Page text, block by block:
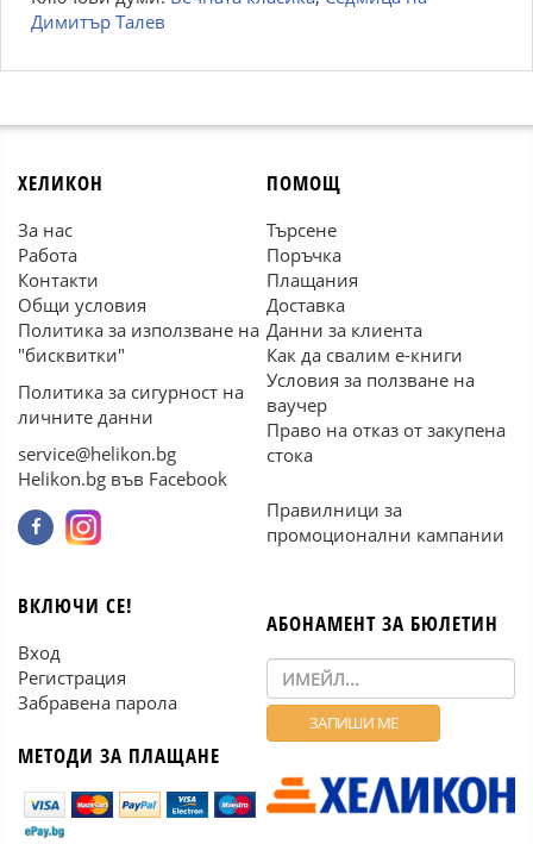
Димитър Талев
ХЕЛИКОН
За нас
Работа
Контакти
Общи условия
Политика за използване на
"бисквитки"
Политика за сигурност на
личните данни
service@helikon.bg
Helikon.bg във Facebook
ПОМОЩ
Търсене
Поръчка
Плащания
Доставка
Данни за клиента
Как да свалим е-книги
Условия за ползване на
ваучер
Право на отказ от закупена
стока
Правилници за
промоционални кампании
ВКЛЮЧИ СЕ!
Вход
Регистрация
Забравена парола
МЕТОДИ ЗА ПЛАЩАНЕ
АБОНАМЕНТ ЗА БЮЛЕТИН